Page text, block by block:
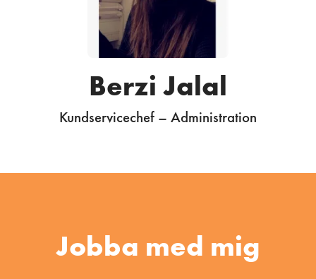
Berzi Jalal
Kundservicechef – Administration
Jobba med mig